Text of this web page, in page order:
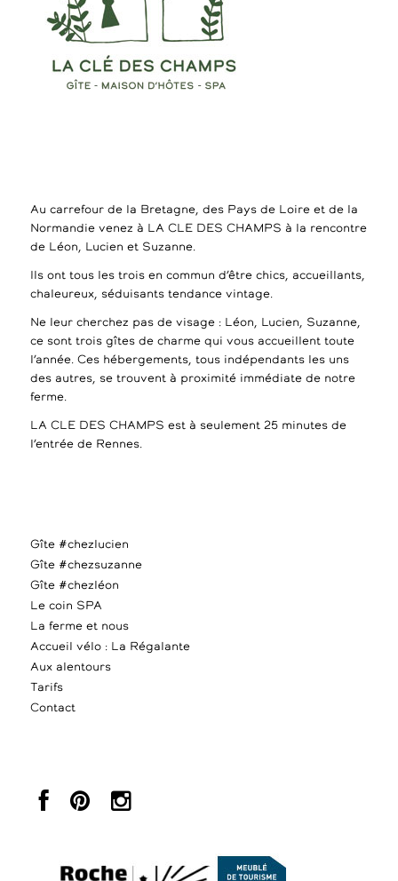
Au carrefour de la Bretagne, des Pays de Loire et de la
Normandie venez à LA CLE DES CHAMPS à la rencontre
de Léon, Lucien et Suzanne.
Ils ont tous les trois en commun d’être chics, accueillants,
chaleureux, séduisants tendance vintage.
Ne leur cherchez pas de visage : Léon, Lucien, Suzanne,
ce sont trois gîtes de charme qui vous accueillent toute
l’année. Ces hébergements, tous indépendants les uns
des autres, se trouvent à proximité immédiate de notre
ferme.
LA CLE DES CHAMPS est à seulement 25 minutes de
l’entrée de Rennes.
Gîte #chezlucien
Gîte #chezsuzanne
Gîte #chezléon
Le coin SPA
La ferme et nous
Accueil vélo : La Régalante
Aux alentours
Tarifs
Contact